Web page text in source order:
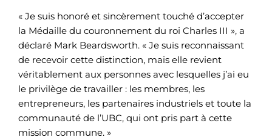
« Je suis honoré et sincèrement touché d’accepter
la Médaille du couronnement du roi Charles III », a
déclaré Mark Beardsworth. « Je suis reconnaissant
de recevoir cette distinction, mais elle revient
véritablement aux personnes avec lesquelles j’ai eu
le privilège de travailler : les membres, les
entrepreneurs, les partenaires industriels et toute la
communauté de l’UBC, qui ont pris part à cette
mission commune. »